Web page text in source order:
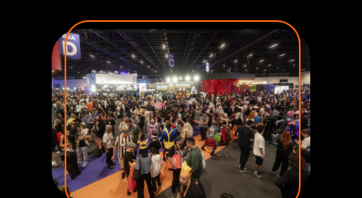
plataformas favoritas e hábitos de jogo até
jornada de compra e relação com marcas.
Neste painel,...